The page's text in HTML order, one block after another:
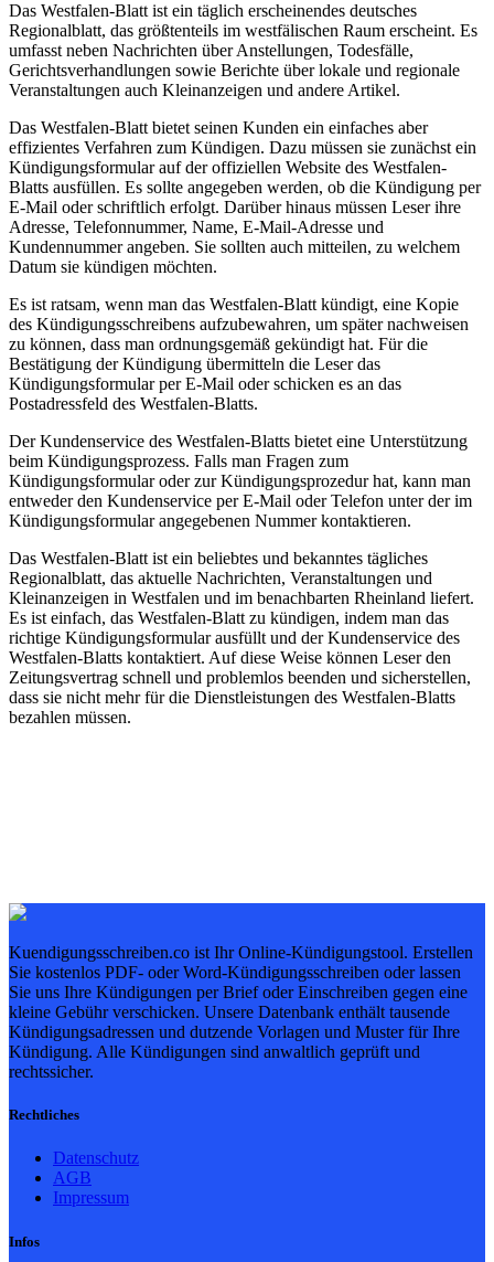
Das Westfalen-Blatt ist ein täglich erscheinendes deutsches
Regionalblatt, das größtenteils im westfälischen Raum erscheint. Es
umfasst neben Nachrichten über Anstellungen, Todesfälle,
Gerichtsverhandlungen sowie Berichte über lokale und regionale
Veranstaltungen auch Kleinanzeigen und andere Artikel.
Das Westfalen-Blatt bietet seinen Kunden ein einfaches aber
effizientes Verfahren zum Kündigen. Dazu müssen sie zunächst ein
Kündigungsformular auf der offiziellen Website des Westfalen-
Blatts ausfüllen. Es sollte angegeben werden, ob die Kündigung per
E-Mail oder schriftlich erfolgt. Darüber hinaus müssen Leser ihre
Adresse, Telefonnummer, Name, E-Mail-Adresse und
Kundennummer angeben. Sie sollten auch mitteilen, zu welchem
Datum sie kündigen möchten.
Es ist ratsam, wenn man das Westfalen-Blatt kündigt, eine Kopie
des Kündigungsschreibens aufzubewahren, um später nachweisen
zu können, dass man ordnungsgemäß gekündigt hat. Für die
Bestätigung der Kündigung übermitteln die Leser das
Kündigungsformular per E-Mail oder schicken es an das
Postadressfeld des Westfalen-Blatts.
Der Kundenservice des Westfalen-Blatts bietet eine Unterstützung
beim Kündigungsprozess. Falls man Fragen zum
Kündigungsformular oder zur Kündigungsprozedur hat, kann man
entweder den Kundenservice per E-Mail oder Telefon unter der im
Kündigungsformular angegebenen Nummer kontaktieren.
Das Westfalen-Blatt ist ein beliebtes und bekanntes tägliches
Regionalblatt, das aktuelle Nachrichten, Veranstaltungen und
Kleinanzeigen in Westfalen und im benachbarten Rheinland liefert.
Es ist einfach, das Westfalen-Blatt zu kündigen, indem man das
richtige Kündigungsformular ausfüllt und der Kundenservice des
Westfalen-Blatts kontaktiert. Auf diese Weise können Leser den
Zeitungsvertrag schnell und problemlos beenden und sicherstellen,
dass sie nicht mehr für die Dienstleistungen des Westfalen-Blatts
bezahlen müssen.
Kuendigungsschreiben.co ist Ihr Online-Kündigungstool. Erstellen
Sie kostenlos PDF- oder Word-Kündigungsschreiben oder lassen
Sie uns Ihre Kündigungen per Brief oder Einschreiben gegen eine
kleine Gebühr verschicken. Unsere Datenbank enthält tausende
Kündigungsadressen und dutzende Vorlagen und Muster für Ihre
Kündigung. Alle Kündigungen sind anwaltlich geprüft und
rechtssicher.
Rechtliches
Datenschutz
AGB
Impressum
Infos